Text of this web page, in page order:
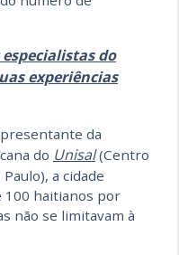
do
experiências
da
do Unisal(Centro
a cidade
100 haitianos por
não se limitavam à